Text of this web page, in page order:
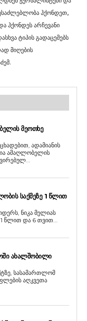
ჰქონდეთ,
ჰქონდეს არჩევანი
ტიპის გადაცემებს
მიღების
ᲛᲔᲝᲗᲮᲔ
ადამიანის
ამაღლობელის
ᲡᲐᲥᲛᲔᲖᲔ 1 ᲬᲚᲘᲗ
ნიკა მელიას
წლით და 6 თვით...
ᲐᲮᲐᲚᲨᲝᲑᲘᲚᲘ
სასამართლომ
აღკვეთა